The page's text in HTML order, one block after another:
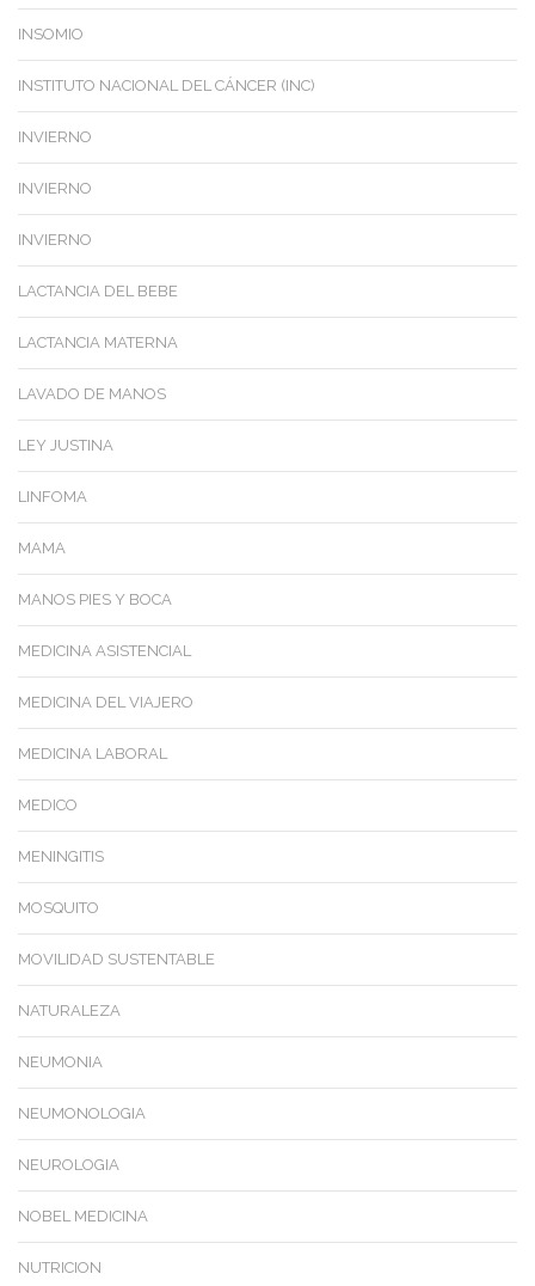
INSOMIO
INSTITUTO NACIONAL DEL CÁNCER (INC)
INVIERNO
INVIERNO
INVIERNO
LACTANCIA DEL BEBE
LACTANCIA MATERNA
LAVADO DE MANOS
LEY JUSTINA
LINFOMA
MAMA
MANOS PIES Y BOCA
MEDICINA ASISTENCIAL
MEDICINA DEL VIAJERO
MEDICINA LABORAL
MEDICO
MENINGITIS
MOSQUITO
MOVILIDAD SUSTENTABLE
NATURALEZA
NEUMONIA
NEUMONOLOGIA
NEUROLOGIA
NOBEL MEDICINA
NUTRICION